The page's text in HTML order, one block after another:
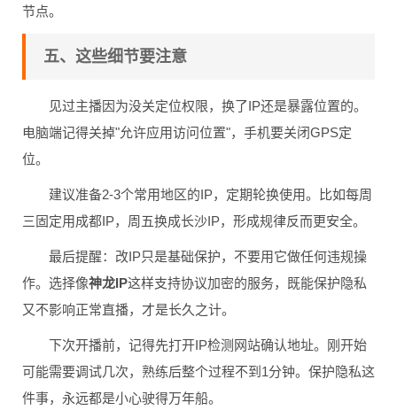
节点。
五、这些细节要注意
见过主播因为没关定位权限，换了IP还是暴露位置的。
电脑端记得关掉"允许应用访问位置"，手机要关闭GPS定
位。
建议准备2-3个常用地区的IP，定期轮换使用。比如每周
三固定用成都IP，周五换成长沙IP，形成规律反而更安全。
最后提醒：改IP只是基础保护，不要用它做任何违规操
作。选择像神龙IP这样支持协议加密的服务，既能保护隐私
又不影响正常直播，才是长久之计。
下次开播前，记得先打开IP检测网站确认地址。刚开始
可能需要调试几次，熟练后整个过程不到1分钟。保护隐私这
件事，永远都是小心驶得万年船。